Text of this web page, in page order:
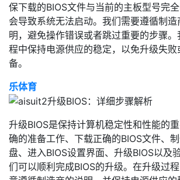
保下载的BIOS文件与当前的主板型号完
会导致系统无法启动。我们需要遵循制
明，避免操作错误或者跳过重要的步骤
程中保持电源供应的稳定，以免升级失
备。
乐体育
升级BIOS是保持计算机稳定性和性能的
确的准备工作、下载正确的BIOS文件、
盘、进入BIOS设置界面、升级BIOS以及
们可以顺利完成BIOS的升级。在升级过